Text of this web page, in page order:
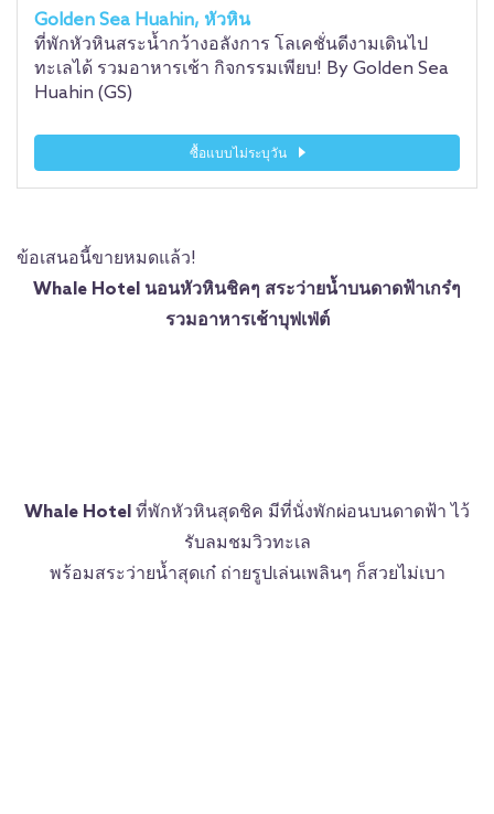
Golden Sea Huahin, หัวหิน
ที่พักหัวหินสระน้ำกว้างอลังการ โลเคชั่นดีงามเดินไป
ทะเลได้ รวมอาหารเช้า กิจกรรมเพียบ! By Golden Sea
Huahin (GS)
ซื้อแบบไม่ระบุวัน
ข้อเสนอนี้ขายหมดแล้ว!
Whale Hotel นอนหัวหินชิคๆ สระว่ายน้ำบนดาดฟ้าเกร๋ๆ
รวมอาหารเช้าบุฟเฟ่ต์
Whale Hotel ที่พักหัวหินสุดชิค มีที่นั่งพักผ่อนบนดาดฟ้า ไว้
รับลมชมวิวทะเล
พร้อมสระว่ายน้ำสุดเก๋ ถ่ายรูปเล่นเพลินๆ ก็สวยไม่เบา